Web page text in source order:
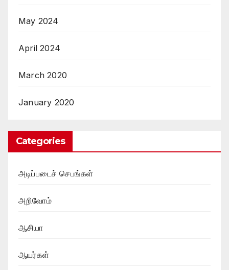
May 2024
April 2024
March 2020
January 2020
Categories
அடிப்படைச் செபங்கள்
அறிவோம்
ஆசியா
ஆயர்கள்